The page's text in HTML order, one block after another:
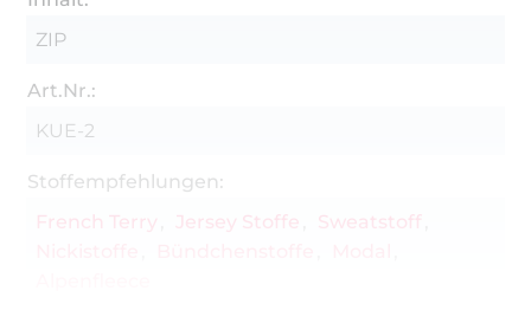
ZIP
Art.Nr.:
KUE-2
Stoffempfehlungen:
French Terry
Jersey Stoffe
Sweatstoff